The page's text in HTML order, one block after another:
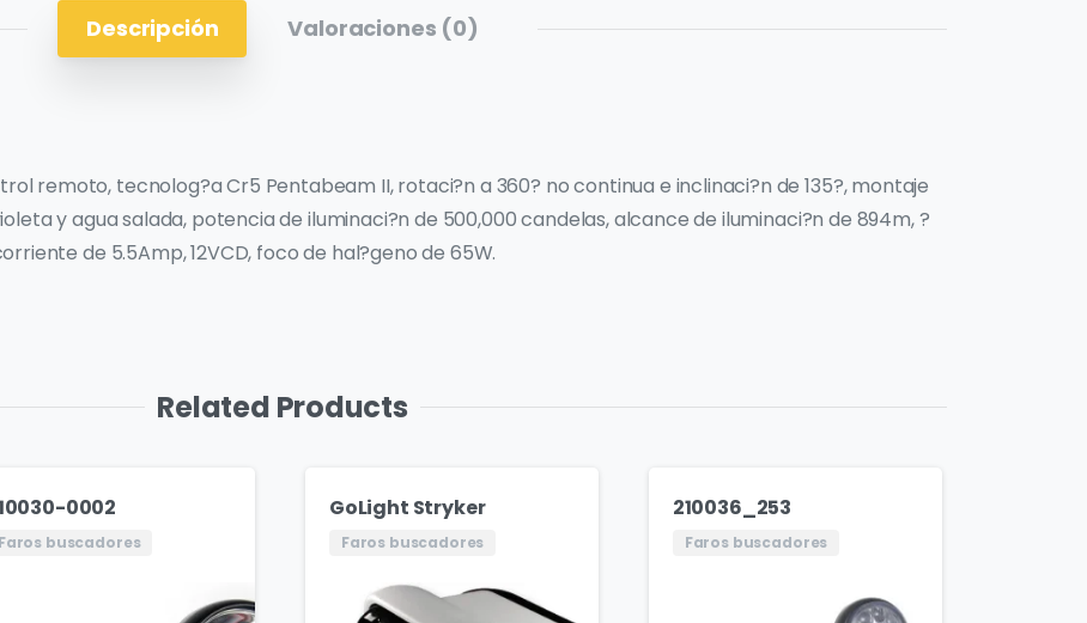
Descripción Valoraciones (0)
remoto, tecnolog?a Cr5 Pentabeam II, rotaci?n a 360? no continua e inclinaci?n de 135?, montaje
y agua salada, potencia de iluminaci?n de 500,000 candelas, alcance de iluminaci?n de 894m, ?
de 5.5Amp, 12VCD, foco de hal?geno de 65W.
Related Products
0002
Faros buscadores
GoLight Stryker
Faros buscadores
210036_253
Faros buscadores